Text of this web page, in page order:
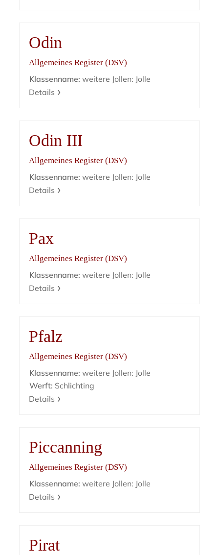
Odin
Allgemeines Register (DSV)
Klassenname: weitere Jollen: Jolle
Details
Odin III
Allgemeines Register (DSV)
Klassenname: weitere Jollen: Jolle
Details
Pax
Allgemeines Register (DSV)
Klassenname: weitere Jollen: Jolle
Details
Pfalz
Allgemeines Register (DSV)
Klassenname: weitere Jollen: Jolle
Werft: Schlichting
Details
Piccanning
Allgemeines Register (DSV)
Klassenname: weitere Jollen: Jolle
Details
Pirat